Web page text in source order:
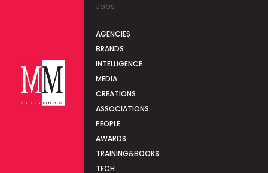
Jobs
AGENCIES
BRANDS
INTELLIGENCE
MEDIA
CREATIONS
ASSOCIATIONS
PEOPLE
AWARDS
TRAINING&BOOKS
TECH